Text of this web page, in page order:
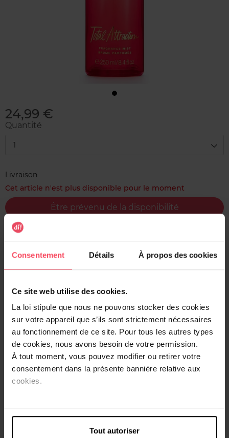
Consentement Détails À propos des cookies
Ce site web utilise des cookies.
La loi stipule que nous ne pouvons stocker des cookies
sur votre appareil que s’ils sont strictement nécessaires
au fonctionnement de ce site. Pour tous les autres types
de cookies, nous avons besoin de votre permission.
À tout moment, vous pouvez modifier ou retirer votre
consentement dans la présente bannière relative aux
cookies.
Tout autoriser
24,99 €
Quantité
1
Livraison
Cet article n'est plus disponible pour le moment
Être prévenu de la disponibilité
Retour gratuit dans votre magasin
Expédition sous 24h
Description
Doux, romantique et irrésistible, la brume parfumée Total
Attraction de Victoria's Secret séduit par ses notes de lys
et d'orchidée. Elle est également enrichie en aloe vera
apaisant et en camomille.
Caractéristiques